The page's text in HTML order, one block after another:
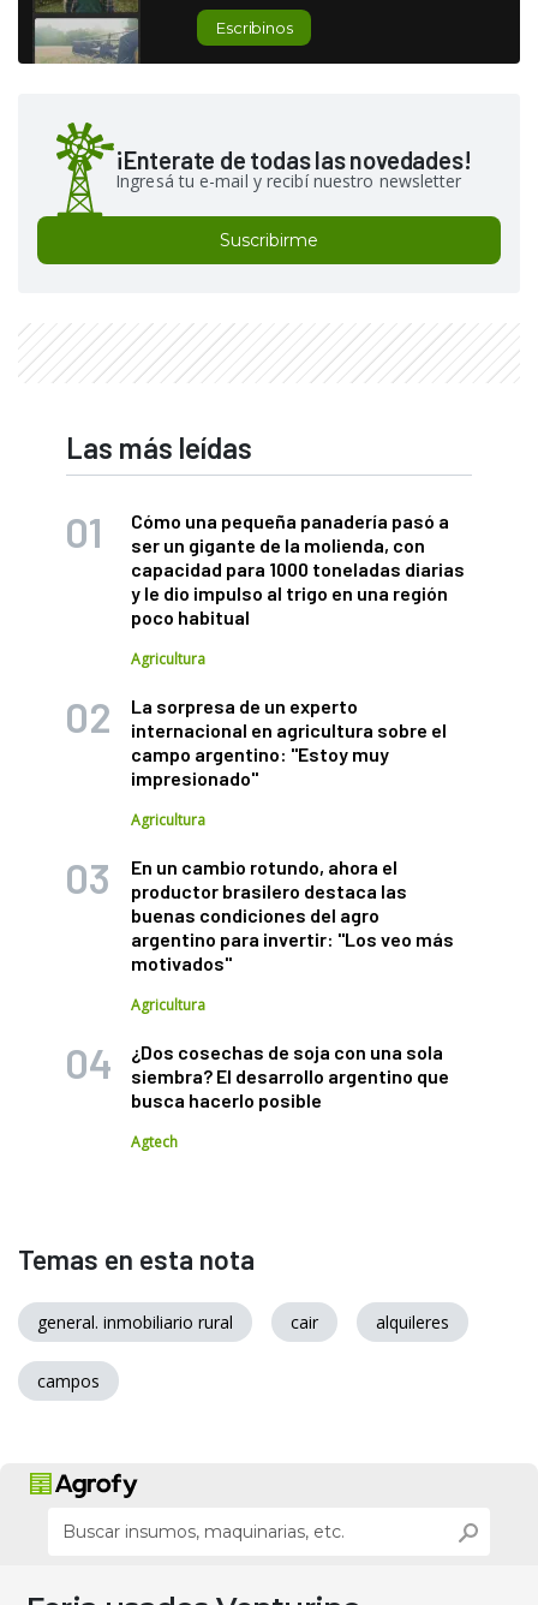
Escribinos
¡Enterate de todas las novedades!
Ingresá tu e-mail y recibí nuestro newsletter
Suscribirme
Las más leídas
Cómo una pequeña panadería pasó a
ser un gigante de la molienda, con
capacidad para 1000 toneladas diarias
y le dio impulso al trigo en una región
poco habitual
Agricultura
La sorpresa de un experto
internacional en agricultura sobre el
campo argentino: "Estoy muy
impresionado"
Agricultura
En un cambio rotundo, ahora el
productor brasilero destaca las
buenas condiciones del agro
argentino para invertir: "Los veo más
motivados"
Agricultura
¿Dos cosechas de soja con una sola
siembra? El desarrollo argentino que
busca hacerlo posible
Agtech
Temas en esta nota
general. inmobiliario rural cair alquileres
campos